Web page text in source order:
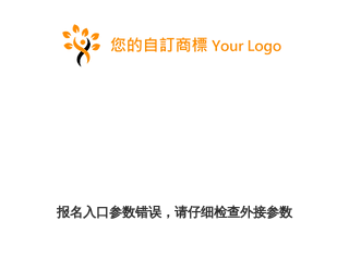
报名入口参数错误，请仔细检查外接参数